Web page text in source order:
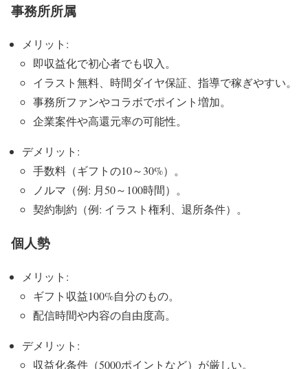
事務所所属
メリット:
即収益化で初心者でも収入。
イラスト無料、時間ダイヤ保証、指導で稼ぎやすい。
事務所ファンやコラボでポイント増加。
企業案件や高還元率の可能性。
デメリット:
手数料（ギフトの10～30%）。
ノルマ（例: 月50～100時間）。
契約制約（例: イラスト権利、退所条件）。
個人勢
メリット:
ギフト収益100%自分のもの。
配信時間や内容の自由度高。
デメリット:
収益化条件（5000ポイントなど）が厳しい。